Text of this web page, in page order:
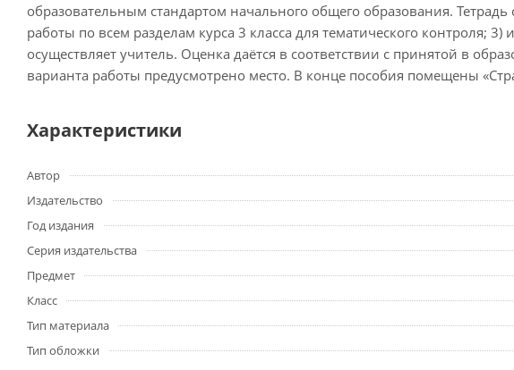
образовательным стандартом начального общего образования.
работы по всем разделам курса 3 класса для тематического контроля;
осуществляет учитель. Оценка даётся в соответствии с принятой в
варианта работы предусмотрено место. В конце пособия помещены
Характеристики
Автор
Издательство
Год издания
Серия издательства
Предмет
Класс
Тип материала
Тип обложки